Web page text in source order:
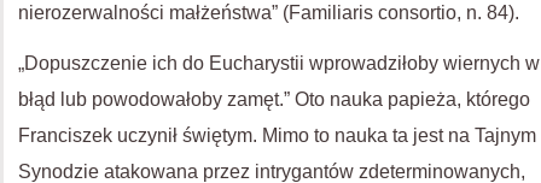
nierozerwalności małżeństwa” (Familiaris consortio, n. 84).
„Dopuszczenie ich do Eucharystii wprowadziłoby wiernych w
błąd lub powodowałoby zamęt.” Oto nauka papieża, którego
Franciszek uczynił świętym. Mimo to nauka ta jest na Tajnym
Synodzie atakowana przez intrygantów zdeterminowanych,